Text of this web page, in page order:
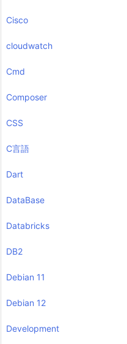
Cisco
cloudwatch
Cmd
Composer
CSS
C言語
Dart
DataBase
Databricks
DB2
Debian 11
Debian 12
Development